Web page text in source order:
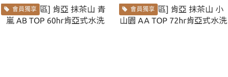
會員獨享 會員獨享